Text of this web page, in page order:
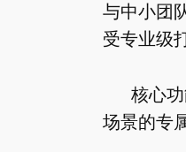
与中小团
受专业级
核心
场景的专